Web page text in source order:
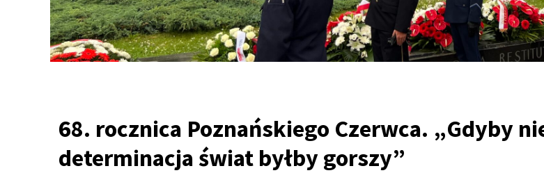
68. rocznica Poznańskiego Czerwca. „Gdyby
determinacja świat byłby gorszy”